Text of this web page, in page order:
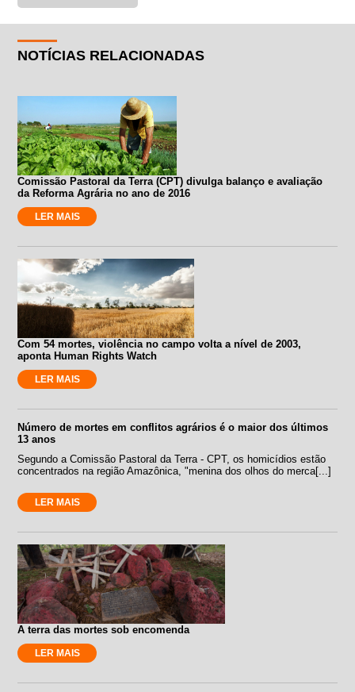
NOTÍCIAS RELACIONADAS
Comissão Pastoral da Terra (CPT) divulga balanço e avaliação
da Reforma Agrária no ano de 2016
LER MAIS
Com 54 mortes, violência no campo volta a nível de 2003,
aponta Human Rights Watch
LER MAIS
Número de mortes em conflitos agrários é o maior dos últimos
13 anos
Segundo a Comissão Pastoral da Terra - CPT, os homicídios estão
concentrados na região Amazônica, "menina dos olhos do merca[...]
LER MAIS
A terra das mortes sob encomenda
LER MAIS